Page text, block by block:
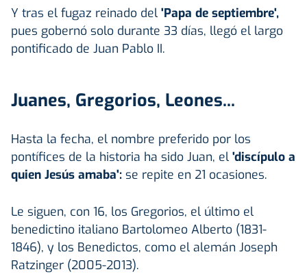
Y tras el fugaz reinado del 'Papa de septiembre',
pues gobernó solo durante 33 días, llegó el largo
pontificado de Juan Pablo II.
Juanes, Gregorios, Leones...
Hasta la fecha, el nombre preferido por los
pontífices de la historia ha sido Juan, el 'discípulo a
quien Jesús amaba': se repite en 21 ocasiones.
Le siguen, con 16, los Gregorios, el último el
benedictino italiano Bartolomeo Alberto (1831-
1846), y los Benedictos, como el alemán Joseph
Ratzinger (2005-2013).